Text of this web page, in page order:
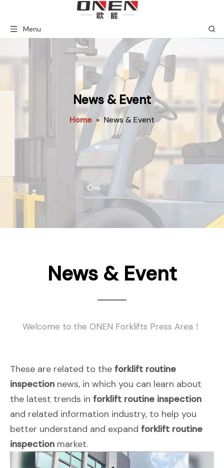
Menu
News & Event
Home » News & Event
News & Event
Welcome to the ONEN Forklifts Press Area！
These are related to the forklift routine
inspection news, in which you can learn about
the latest trends in forklift routine inspection
and related information industry, to help you
better understand and expand forklift routine
inspection market.